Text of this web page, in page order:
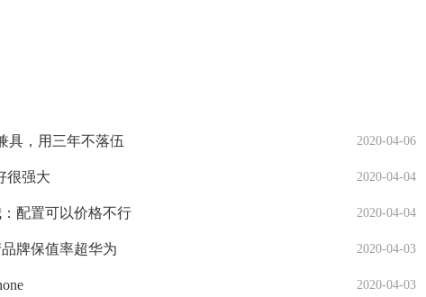
2020-04-06
具，用三年不落伍
2020-04-04
很强大
2020-04-04
配置可以价格不行
2020-04-03
牌保值率超华为
2020-04-03